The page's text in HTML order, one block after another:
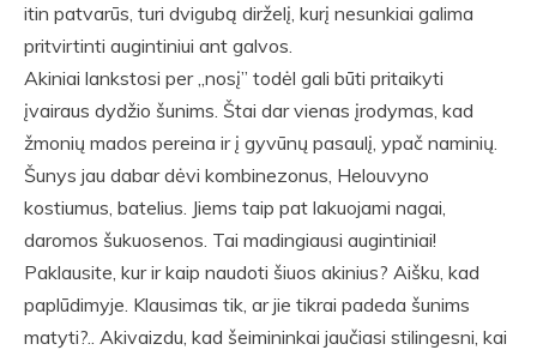
itin patvarūs, turi dvigubą dirželį, kurį nesunkiai galima
pritvirtinti augintiniui ant galvos.
Akiniai lankstosi per „nosį” todėl gali būti pritaikyti
įvairaus dydžio šunims. Štai dar vienas įrodymas, kad
žmonių mados pereina ir į gyvūnų pasaulį, ypač naminių.
Šunys jau dabar dėvi kombinezonus, Helouvyno
kostiumus, batelius. Jiems taip pat lakuojami nagai,
daromos šukuosenos. Tai madingiausi augintiniai!
Paklausite, kur ir kaip naudoti šiuos akinius? Aišku, kad
paplūdimyje. Klausimas tik, ar jie tikrai padeda šunims
matyti?.. Akivaizdu, kad šeimininkai jaučiasi stilingesni, kai